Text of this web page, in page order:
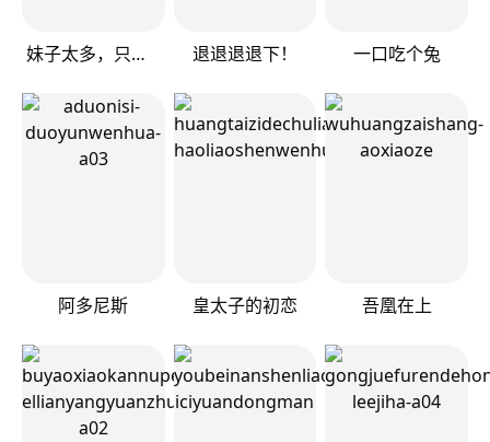
妹子太多，只好飞升了 退退退退下！ 一口吃个兔
阿多尼斯 皇太子的初恋 吾凰在上